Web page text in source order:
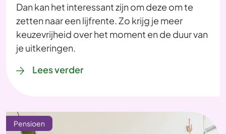
Dan kan het interessant zijn om deze om te
zetten naar een lijfrente. Zo krijg je meer
keuzevrijheid over het moment en de duur van
je uitkeringen.
Lees verder
Pensioen